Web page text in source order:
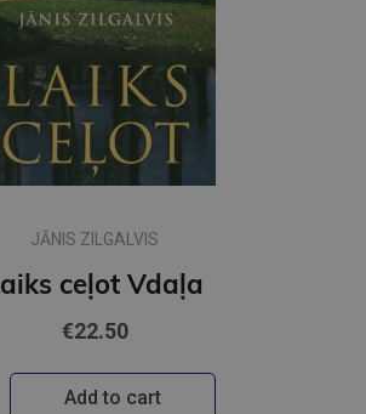
JĀNIS ZILGALVIS
ceļot Vdaļa
€22.50
Add to cart